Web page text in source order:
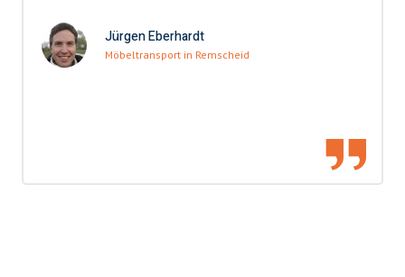
Jürgen Eberhardt
Möbeltransport in Remscheid